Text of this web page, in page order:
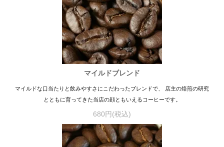
マイルドブレンド
マイルドな口当たりと飲みやすさにこだわったブレンドで、 店主の焙煎の研究
とともに育ってきた当店の顔ともいえるコーヒーです。
680円(税込)